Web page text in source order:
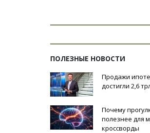
ПОЛЕЗНЫЕ НОВОСТИ
Продажи
достигли 2,6
Почему
полезнее для
кроссворды